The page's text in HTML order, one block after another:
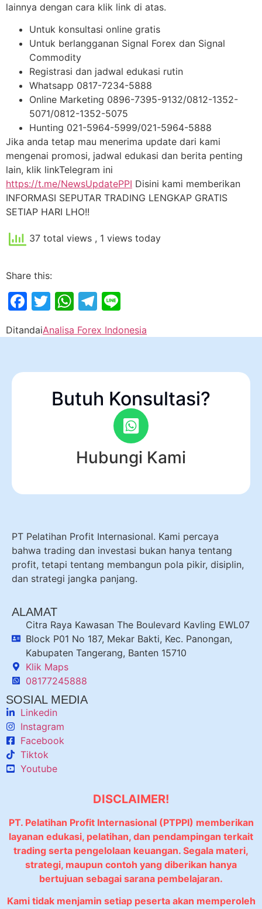
lainnya dengan cara klik link di atas.
Untuk konsultasi online gratis
Untuk berlangganan Signal Forex dan Signal
Commodity
Registrasi dan jadwal edukasi rutin
Whatsapp 0817-7234-5888
Online Marketing 0896-7395-9132/0812-1352-
5071/0812-1352-5075
Hunting 021-5964-5999/021-5964-5888
Jika anda tetap mau menerima update dari kami
mengenai promosi, jadwal edukasi dan berita penting
lain, klik linkTelegram ini
https://t.me/NewsUpdatePPI Disini kami memberikan
INFORMASI SEPUTAR TRADING LENGKAP GRATIS
SETIAP HARI LHO!!
37 total views , 1 views today
Share this:
Facebook
Twitter
WhatsApp
Telegram
DitandaiAnalisa Forex Indonesia
Butuh Konsultasi?
Hubungi Kami
PT Pelatihan Profit Internasional. Kami percaya
bahwa trading dan investasi bukan hanya tentang
profit, tetapi tentang membangun pola pikir, disiplin,
dan strategi jangka panjang.
ALAMAT
Citra Raya Kawasan The Boulevard Kavling EWL07
Block P01 No 187, Mekar Bakti, Kec. Panongan,
Kabupaten Tangerang, Banten 15710
Klik Maps
08177245888
SOSIAL MEDIA
Linkedin
Instagram
Facebook
Tiktok
Youtube
DISCLAIMER!
PT. Pelatihan Profit Internasional (PTPPI) memberikan
layanan edukasi, pelatihan, dan pendampingan terkait
trading serta pengelolaan keuangan. Segala materi,
strategi, maupun contoh yang diberikan hanya
bertujuan sebagai sarana pembelajaran.
Kami tidak menjamin setiap peserta akan memperoleh